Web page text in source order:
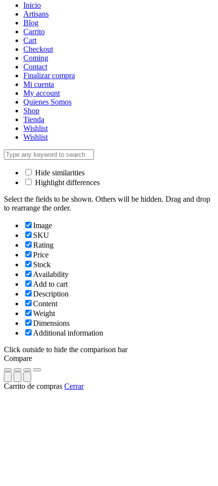
Inicio
Artisans
Blog
Carrito
Cart
Checkout
Coming
Contact
Finalizar compra
Mi cuenta
My account
Quienes Somos
Shop
Tienda
Wishlist
Wishlist
Hide similarities
Highlight differences
Select the fields to be shown. Others will be hidden. Drag and drop
to rearrange the order.
Image
SKU
Rating
Price
Stock
Availability
Add to cart
Description
Content
Weight
Dimensions
Additional information
Click outside to hide the comparison bar
Compare
Carrito de compras Cerrar